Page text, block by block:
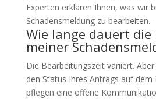
Experten erklären Ihnen, was wir
Schadensmeldung zu bearbeiten.
Wie lange dauert
meiner
Die Bearbeitungszeit variiert.
den Status Ihres Antrags auf dem
pflegen eine offene